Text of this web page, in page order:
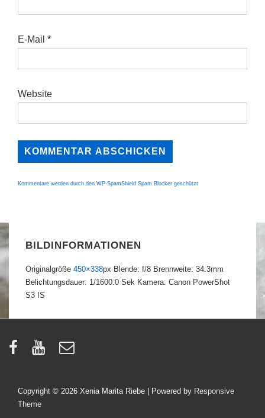
E-Mail *
Website
Kommentare werden durch den WP-SpamShield Spam Blocker geschützt
BILDINFORMATIONEN
Originalgröße 450×338px Blende: f/8 Brennweite: 34.3mm
Belichtungsdauer: 1/1600.0 Sek Kamera: Canon PowerShot
S3 IS
Copyright © 2026 Xenia Marita Riebe | Powered by Responsive
Theme